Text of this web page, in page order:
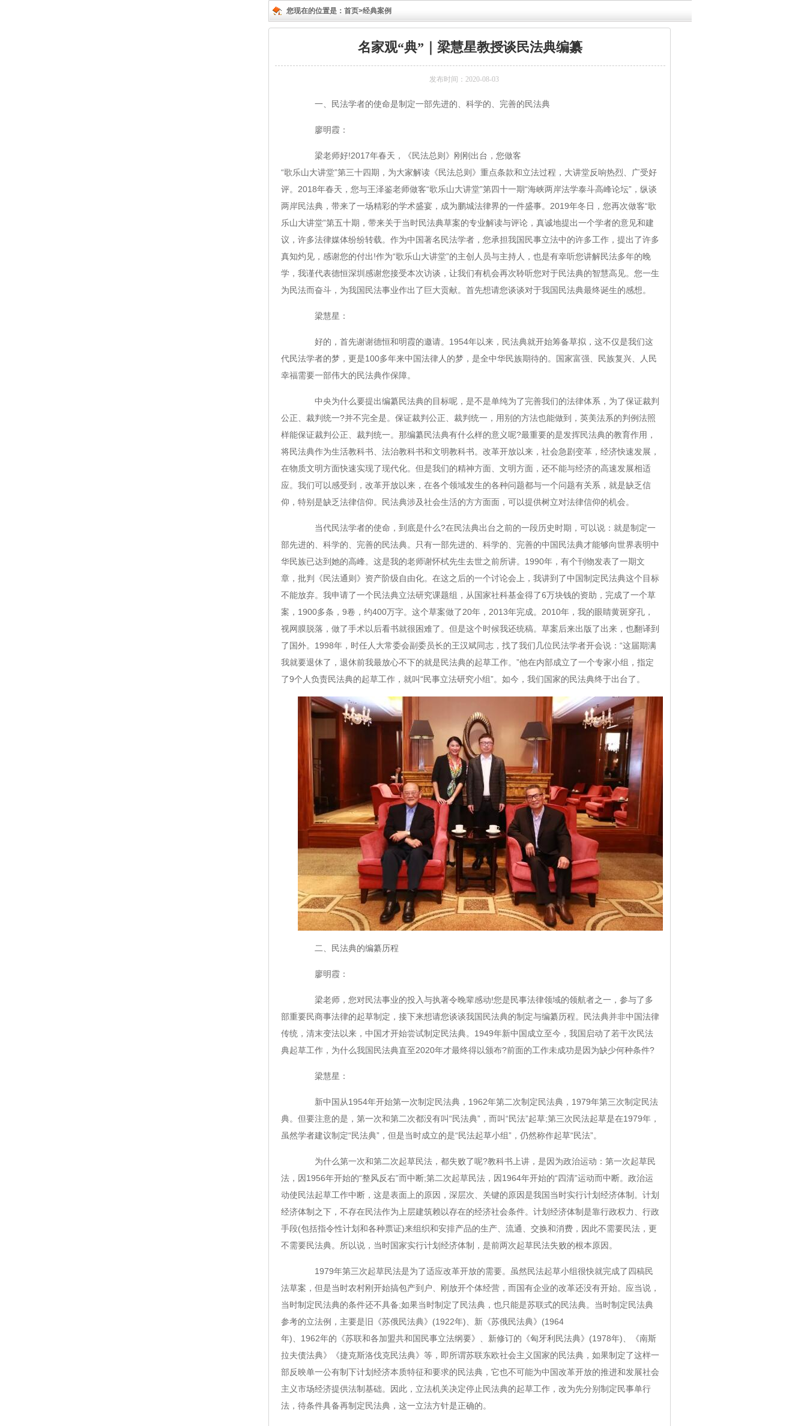
您现在的位置是： 首页>经典案例
名家观“典”｜梁慧星教授谈民法典编纂
发布时间：2020-08-03
一、民法学者的使命是制定一部先进的、科学的、完善的民法典
廖明霞：
梁老师好!2017年春天，《民法总则》刚刚出台，您做客
“歌乐山大讲堂”第三十四期，为大家解读《民法总则》重点条款和立法过程，大讲堂反响热烈、广受好
评。2018年春天，您与王泽鉴老师做客“歌乐山大讲堂”第四十一期“海峡两岸法学泰斗高峰论坛”，纵谈
两岸民法典，带来了一场精彩的学术盛宴，成为鹏城法律界的一件盛事。2019年冬日，您再次做客“歌
乐山大讲堂”第五十期，带来关于当时民法典草案的专业解读与评论，真诚地提出一个学者的意见和建
议，许多法律媒体纷纷转载。作为中国著名民法学者，您承担我国民事立法中的许多工作，提出了许多
真知灼见，感谢您的付出!作为“歌乐山大讲堂”的主创人员与主持人，也是有幸听您讲解民法多年的晚
学，我谨代表德恒深圳感谢您接受本次访谈，让我们有机会再次聆听您对于民法典的智慧高见。您一生
为民法而奋斗，为我国民法事业作出了巨大贡献。首先想请您谈谈对于我国民法典最终诞生的感想。
梁慧星：
好的，首先谢谢德恒和明霞的邀请。1954年以来，民法典就开始筹备草拟，这不仅是我们这
代民法学者的梦，更是100多年来中国法律人的梦，是全中华民族期待的。国家富强、民族复兴、人民
幸福需要一部伟大的民法典作保障。
中央为什么要提出编纂民法典的目标呢，是不是单纯为了完善我们的法律体系，为了保证裁判
公正、裁判统一?并不完全是。保证裁判公正、裁判统一，用别的方法也能做到，英美法系的判例法照
样能保证裁判公正、裁判统一。那编纂民法典有什么样的意义呢?最重要的是发挥民法典的教育作用，
将民法典作为生活教科书、法治教科书和文明教科书。改革开放以来，社会急剧变革，经济快速发展，
在物质文明方面快速实现了现代化。但是我们的精神方面、文明方面，还不能与经济的高速发展相适
应。我们可以感受到，改革开放以来，在各个领域发生的各种问题都与一个问题有关系，就是缺乏信
仰，特别是缺乏法律信仰。民法典涉及社会生活的方方面面，可以提供树立对法律信仰的机会。
当代民法学者的使命，到底是什么?在民法典出台之前的一段历史时期，可以说：就是制定一
部先进的、科学的、完善的民法典。只有一部先进的、科学的、完善的中国民法典才能够向世界表明中
华民族已达到她的高峰。这是我的老师谢怀栻先生去世之前所讲。1990年，有个刊物发表了一期文
章，批判《民法通则》资产阶级自由化。在这之后的一个讨论会上，我讲到了中国制定民法典这个目标
不能放弃。我申请了一个民法典立法研究课题组，从国家社科基金得了6万块钱的资助，完成了一个草
案，1900多条，9卷，约400万字。这个草案做了20年，2013年完成。2010年，我的眼睛黄斑穿孔，
视网膜脱落，做了手术以后看书就很困难了。但是这个时候我还统稿。草案后来出版了出来，也翻译到
了国外。1998年，时任人大常委会副委员长的王汉斌同志，找了我们几位民法学者开会说：“这届期满
我就要退休了，退休前我最放心不下的就是民法典的起草工作。”他在内部成立了一个专家小组，指定
了9个人负责民法典的起草工作，就叫“民事立法研究小组”。如今，我们国家的民法典终于出台了。
二、民法典的编纂历程
廖明霞：
梁老师，您对民法事业的投入与执著令晚辈感动!您是民事法律领域的领航者之一，参与了多
部重要民商事法律的起草制定，接下来想请您谈谈我国民法典的制定与编纂历程。民法典并非中国法律
传统，清末变法以来，中国才开始尝试制定民法典。1949年新中国成立至今，我国启动了若干次民法
典起草工作，为什么我国民法典直至2020年才最终得以颁布?前面的工作未成功是因为缺少何种条件?
梁慧星：
新中国从1954年开始第一次制定民法典，1962年第二次制定民法典，1979年第三次制定民法
典。但要注意的是，第一次和第二次都没有叫“民法典”，而叫“民法”起草;第三次民法起草是在1979年，
虽然学者建议制定“民法典”，但是当时成立的是“民法起草小组”，仍然称作起草“民法”。
为什么第一次和第二次起草民法，都失败了呢?教科书上讲，是因为政治运动：第一次起草民
法，因1956年开始的“整风反右”而中断;第二次起草民法，因1964年开始的“四清”运动而中断。政治运
动使民法起草工作中断，这是表面上的原因，深层次、关键的原因是我国当时实行计划经济体制。计划
经济体制之下，不存在民法作为上层建筑赖以存在的经济社会条件。计划经济体制是靠行政权力、行政
手段(包括指令性计划和各种票证)来组织和安排产品的生产、流通、交换和消费，因此不需要民法，更
不需要民法典。所以说，当时国家实行计划经济体制，是前两次起草民法失败的根本原因。
1979年第三次起草民法是为了适应改革开放的需要。虽然民法起草小组很快就完成了四稿民
法草案，但是当时农村刚开始搞包产到户、刚放开个体经营，而国有企业的改革还没有开始。应当说，
当时制定民法典的条件还不具备;如果当时制定了民法典，也只能是苏联式的民法典。当时制定民法典
参考的立法例，主要是旧《苏俄民法典》(1922年)、新《苏俄民法典》(1964
年)、1962年的《苏联和各加盟共和国民事立法纲要》、新修订的《匈牙利民法典》(1978年)、《南斯
拉夫债法典》《捷克斯洛伐克民法典》等，即所谓苏联东欧社会主义国家的民法典，如果制定了这样一
部反映单一公有制下计划经济本质特征和要求的民法典，它也不可能为中国改革开放的推进和发展社会
主义市场经济提供法制基础。因此，立法机关决定停止民法典的起草工作，改为先分别制定民事单行
法，待条件具备再制定民法典，这一立法方针是正确的。